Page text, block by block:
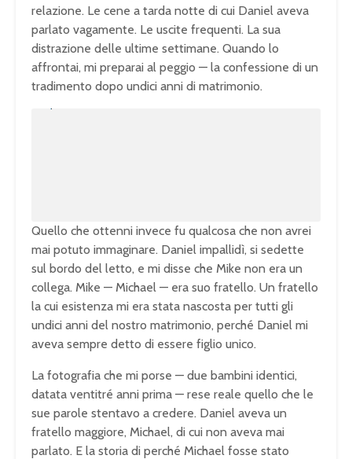
relazione. Le cene a tarda notte di cui Daniel aveva
parlato vagamente. Le uscite frequenti. La sua
distrazione delle ultime settimane. Quando lo
affrontai, mi preparai al peggio — la confessione di un
tradimento dopo undici anni di matrimonio.
Quello che ottenni invece fu qualcosa che non avrei
mai potuto immaginare. Daniel impallidì, si sedette
sul bordo del letto, e mi disse che Mike non era un
collega. Mike — Michael — era suo fratello. Un fratello
la cui esistenza mi era stata nascosta per tutti gli
undici anni del nostro matrimonio, perché Daniel mi
aveva sempre detto di essere figlio unico.
La fotografia che mi porse — due bambini identici,
datata ventitré anni prima — rese reale quello che le
sue parole stentavo a credere. Daniel aveva un
fratello maggiore, Michael, di cui non aveva mai
parlato. E la storia di perché Michael fosse stato